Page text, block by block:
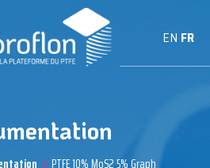
EN FR
PTFE 10% MoS2 5% Graph